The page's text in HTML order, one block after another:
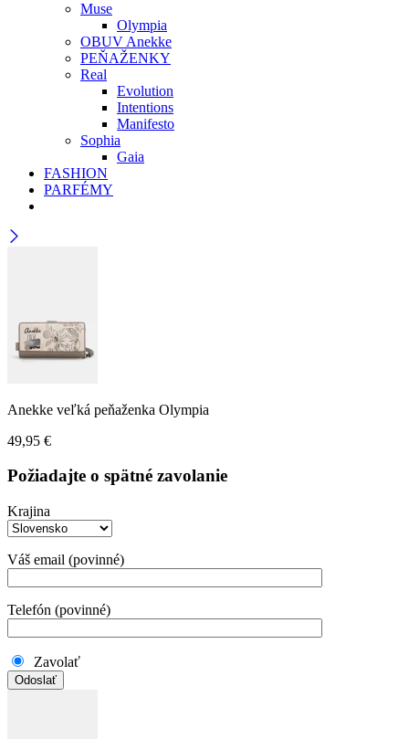
Muse
Olympia
OBUV Anekke
PEŇAŽENKY
Real
Evolution
Intentions
Manifesto
Sophia
Gaia
FASHION
PARFÉMY
Anekke veľká peňaženka Olympia
49,95 €
Požiadajte o spätné zavolanie
Krajina
Váš email (povinné)
Telefón (povinné)
Zavolať